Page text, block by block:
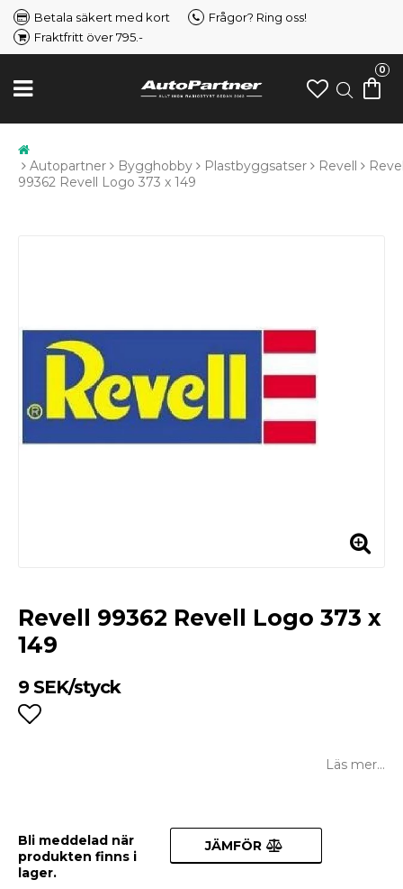
Betala säkert med kort
Frågor? Ring oss!
Fraktfritt över 795.-
0
Autopartner Bygghobby Plastbyggsatser Revell
99362 Revell Logo 373 x 149
Revell 99362 Revell Logo 373 x
149
9 SEK/styck
Läs mer...
Bli meddelad när
produkten finns i
lager.
JÄMFÖR